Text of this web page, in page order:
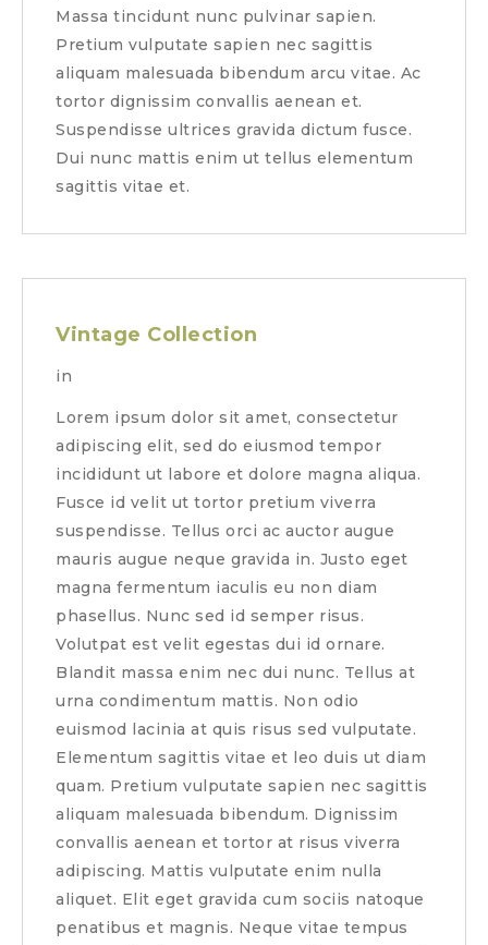
Massa tincidunt nunc pulvinar sapien.
Pretium vulputate sapien nec sagittis
aliquam malesuada bibendum arcu vitae. Ac
tortor dignissim convallis aenean et.
Suspendisse ultrices gravida dictum fusce.
Dui nunc mattis enim ut tellus elementum
sagittis vitae et.
Vintage Collection
in
Lorem ipsum dolor sit amet, consectetur
adipiscing elit, sed do eiusmod tempor
incididunt ut labore et dolore magna aliqua.
Fusce id velit ut tortor pretium viverra
suspendisse. Tellus orci ac auctor augue
mauris augue neque gravida in. Justo eget
magna fermentum iaculis eu non diam
phasellus. Nunc sed id semper risus.
Volutpat est velit egestas dui id ornare.
Blandit massa enim nec dui nunc. Tellus at
urna condimentum mattis. Non odio
euismod lacinia at quis risus sed vulputate.
Elementum sagittis vitae et leo duis ut diam
quam. Pretium vulputate sapien nec sagittis
aliquam malesuada bibendum. Dignissim
convallis aenean et tortor at risus viverra
adipiscing. Mattis vulputate enim nulla
aliquet. Elit eget gravida cum sociis natoque
penatibus et magnis. Neque vitae tempus